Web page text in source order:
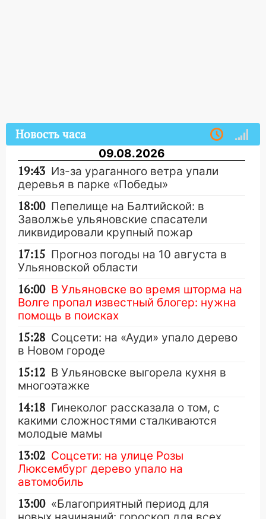
Новость часа
09.08.2026
19:43 Из-за ураганного ветра упали
деревья в парке «Победы»
18:00 Пепелище на Балтийской: в
Заволжье ульяновские спасатели
ликвидировали крупный пожар
17:15 Прогноз погоды на 10 августа в
Ульяновской области
16:00 В Ульяновске во время шторма на
Волге пропал известный блогер: нужна
помощь в поисках
15:28 Соцсети: на «Ауди» упало дерево
в Новом городе
15:12 В Ульяновске выгорела кухня в
многоэтажке
14:18 Гинеколог рассказала о том, с
какими сложностями сталкиваются
молодые мамы
13:02 Соцсети: на улице Розы
Люксембург дерево упало на
автомобиль
13:00 «Благоприятный период для